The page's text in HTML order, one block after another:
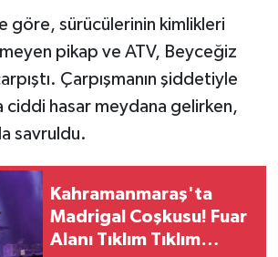
göre, sürücülerinin kimlikleri
pikap ve ATV, Beyceğiz
Çarpışmanın şiddetiyle
ciddi hasar meydana gelirken,
savruldu.
Kahramanmaraş'ta
Madrigal Coşkusu! Fuar
Alanı Tıklım Tıklım